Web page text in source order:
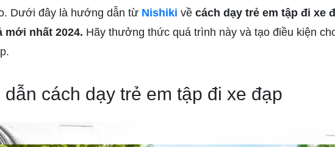
Dưới đây là hướng dẫn từ Nishiki về cách dạy trẻ em tập đi xe
mới nhất 2024. Hãy thưởng thức quá trình này và tạo điều kiện
cách dạy trẻ em tập đi xe đạp